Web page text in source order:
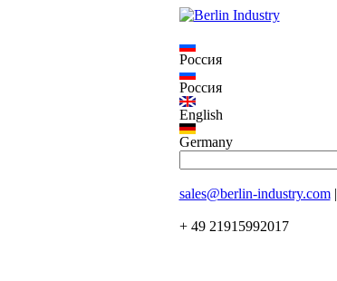
Россия
Россия
English
Germany
sales@berlin-industry.com|
+ 49 21915992017